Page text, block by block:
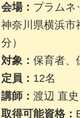
会場： プラム
神奈川県横浜市
分）
対象： 保育者、
定員： 12名
講師： 渡辺 直史
取得可能資格：